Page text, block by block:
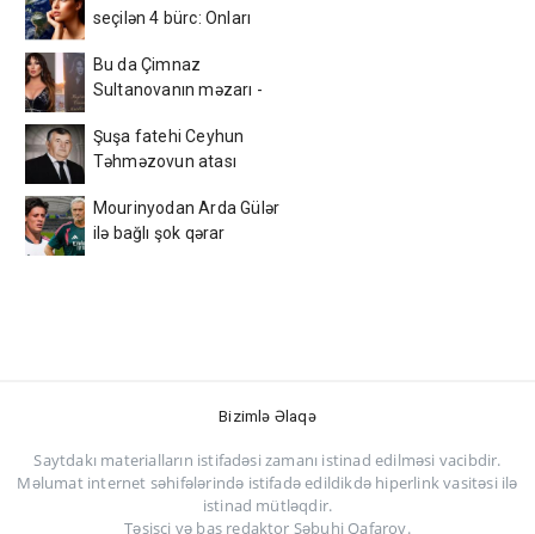
seçilən 4 bürc: Onları
çətindir
Bu da Çimnaz
Sultanovanın məzarı -
Şuşa fatehi Ceyhun
Təhməzovun atası
Mourinyodan Arda Gülər
ilə bağlı şok qərar
Bizimlə Əlaqə
Saytdakı materialların istifadəsi zamanı istinad edilməsi vacibdir.
Məlumat internet səhifələrində istifadə edildikdə hiperlink vasitəsi ilə
istinad mütləqdir.
Təsisçi və baş redaktor Səbuhi Qafarov.